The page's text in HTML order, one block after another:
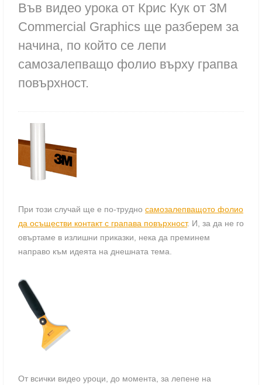
Във видео урока от Крис Кук от 3М
Commercial Graphics ще разберем за
начина, по който се лепи
самозалепващо фолио върху грапва
повърхност.
При този случай ще е по-трудно самозалепващото фолио
да осъществи контакт с грапава повърхност. И, за да не го
овъртаме в излишни приказки, нека да преминем
направо към идеята на днешната тема.
От всички видео уроци, до момента, за лепене на